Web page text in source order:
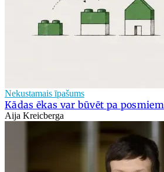
Nekustamais īpašums
Kādas ēkas var būvēt pa posmiem
Aija Kreicberga